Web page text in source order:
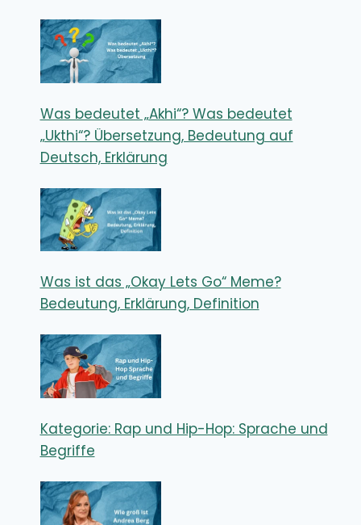
Was bedeutet „Akhi“? Was bedeutet
„Ukthi“? Übersetzung, Bedeutung auf
Deutsch, Erklärung
Was ist das „Okay Lets Go“ Meme?
Bedeutung, Erklärung, Definition
Kategorie: Rap und Hip-Hop: Sprache und
Begriffe